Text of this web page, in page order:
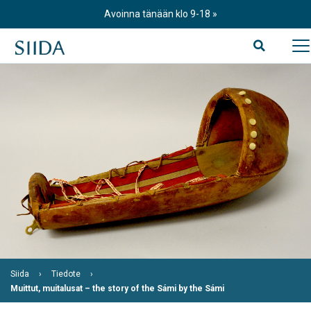
Avoinna tänään klo 9-18
Siida
Tiedote
Muittut, muitalusat – the story of the Sámi by the Sámi